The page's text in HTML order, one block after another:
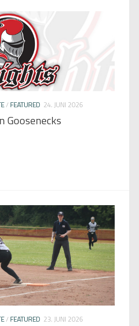
/FEATURED 24. JUNI 2026
Goosenecks
/FEATURED 23. JUNI 2026